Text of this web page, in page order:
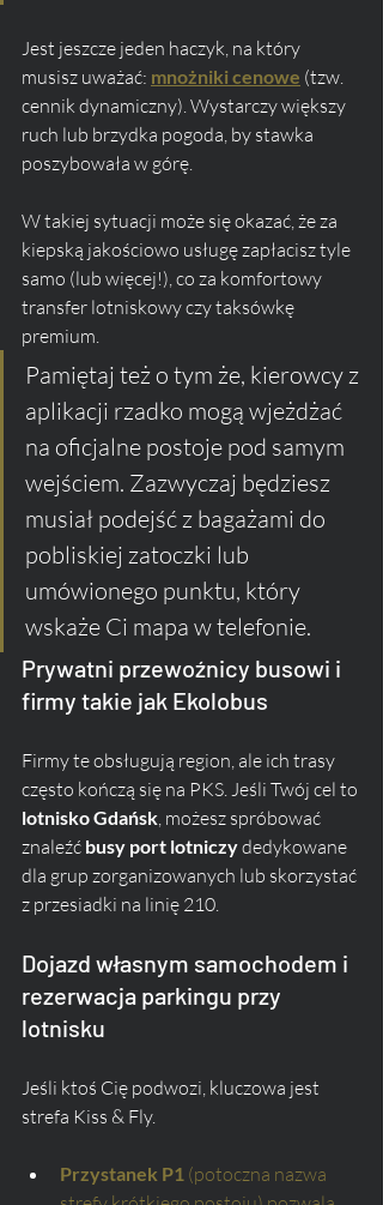
Jest jeszcze jeden haczyk, na który
musisz uważać: mnożniki cenowe (tzw.
cennik dynamiczny). Wystarczy większy
ruch lub brzydka pogoda, by stawka
poszybowała w górę.
W takiej sytuacji może się okazać, że za
kiepską jakościowo usługę zapłacisz tyle
samo (lub więcej!), co za komfortowy
transfer lotniskowy czy taksówkę
premium.
Pamiętaj też o tym że, kierowcy z
aplikacji rzadko mogą wjeżdżać
na oficjalne postoje pod samym
wejściem. Zazwyczaj będziesz
musiał podejść z bagażami do
pobliskiej zatoczki lub
umówionego punktu, który
wskaże Ci mapa w telefonie.
Prywatni przewoźnicy busowi i
firmy takie jak Ekolobus
Firmy te obsługują region, ale ich trasy
często kończą się na PKS. Jeśli Twój cel to
lotnisko Gdańsk , możesz spróbować
znaleźć busy port lotniczy dedykowane
dla grup zorganizowanych lub skorzystać
z przesiadki na linię 210.
Dojazd własnym samochodem i
rezerwacja parkingu przy
lotnisku
Jeśli ktoś Cię podwozi, kluczowa jest
strefa Kiss & Fly.
Przystanek P1 (potoczna nazwa